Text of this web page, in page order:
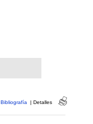
Bibliografía | Detalles